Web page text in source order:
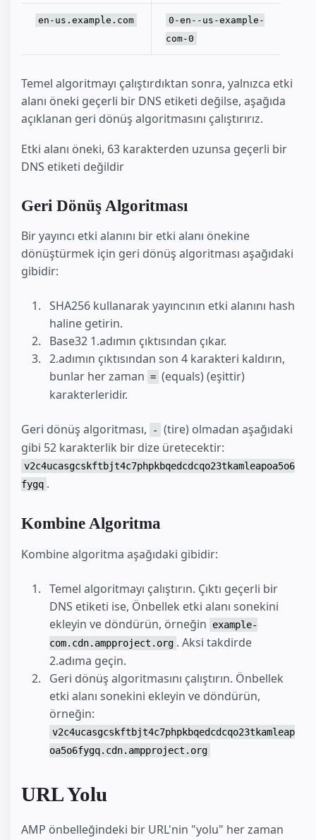
en-us.example.com
0-en--us-example-
com-0
Temel algoritmayı çalıştırdıktan sonra, yalnızca etki
alanı öneki geçerli bir DNS etiketi değilse, aşağıda
açıklanan geri dönüş algoritmasını çalıştırırız.
Etki alanı öneki, 63 karakterden uzunsa geçerli bir
DNS etiketi değildir
Geri Dönüş Algoritması
Bir yayıncı etki alanını bir etki alanı önekine
dönüştürmek için geri dönüş algoritması aşağıdaki
gibidir:
SHA256 kullanarak yayıncının etki alanını hash
haline getirin.
Base32 1.adımın çıktısından çıkar.
2.adımın çıktısından son 4 karakteri kaldırın,
bunlar her zaman = (equals) (eşittir)
karakterleridir.
Geri dönüş algoritması, -
(tire) olmadan aşağıdaki
gibi 52 karakterlik bir dize üretecektir:
v2c4ucasgcskftbjt4c7phpkbqedcdcqo23tkamleapoa5o6
fygq .
Kombine Algoritma
Kombine algoritma aşağıdaki gibidir:
Temel algoritmayı çalıştırın. Çıktı geçerli bir
DNS etiketi ise, Önbellek etki alanı sonekini
ekleyin ve döndürün, örneğin
example-
com.cdn.ampproject.org . Aksi takdirde
2.adıma geçin.
Geri dönüş algoritmasını çalıştırın. Önbellek
etki alanı sonekini ekleyin ve döndürün,
örneğin:
v2c4ucasgcskftbjt4c7phpkbqedcdcqo23tkamleap
oa5o6fygq.cdn.ampproject.org
URL Yolu
AMP önbelleğindeki bir URL'nin "yolu" her zaman